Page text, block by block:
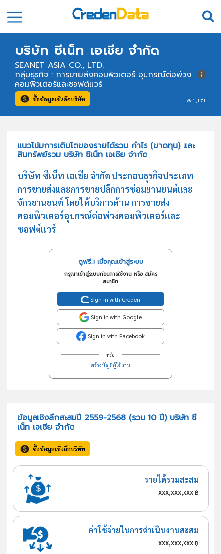
บริษัท ซีเน็ท เอเชีย จำกัด
SEANET ASIA CO., LTD.
1,171
กลุ่มธุรกิจ : การขายส่งคอมพิวเตอร์ อุปกรณ์ต่อพ่วง
คอมพิวเตอร์และซอฟต์แวร์
ซื้อข้อมูลเชิงลึกบริษัท
แนวโน้มการเติบโตของรายได้รวม กำไร (ขาดทุน) และ
สินทรัพย์รวม บริษัท ซีเน็ท เอเชีย จำกัด
บริษัท ซีเน็ท เอเชีย จำกัด ประกอบธุรกิจประเภท
การขายส่งและการขายปลีกการซ่อมยานยนต์และ
จักรยานยนต์ โดยให้บริการด้าน การขายส่ง
คอมพิวเตอร์อุปกรณ์ต่อพ่วงคอมพิวเตอร์และ
ซอฟต์แวร์
ดูฟรี..! เมื่อคุณเข้าสู่ระบบ
กรุณาเข้าสู่ระบบก่อนการใช้งาน หรือ สมัคร
สมาชิก
Sign in with Creden
Sign in with Google
Sign in with Facebook
หรือ
สร้างบัญชีผู้ใช้งาน
ข้อมูลเชิงลึกสะสมปี 2559-2568 (รวม 10 ปี) บริษัท ซี
เน็ท เอเชีย จำกัด
ซื้อข้อมูลเชิงลึกบริษัท
รายได้รวมสะสม
xxx,xxx,xxx฿
ค่าใช้จ่ายในการดำเนินงานสะสม
xxx,xxx,xxx฿